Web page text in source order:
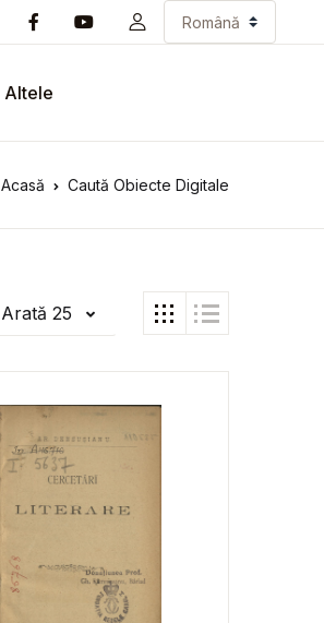
Altele
Acasă Caută Obiecte Digitale
Arată 25